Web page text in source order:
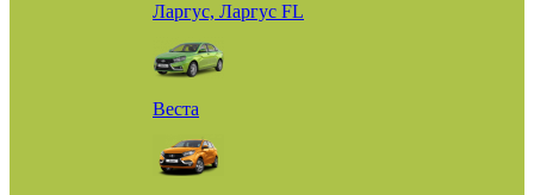
Ларгус, Ларгус FL
Веста